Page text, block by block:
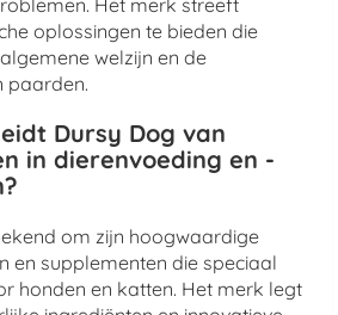
Het merk streeft
oplossingen te bieden die
welzijn en de
paarden.
Dursy Dog van
in dierenvoeding en -
om zijn hoogwaardige
en supplementen die speciaal
honden en katten. Het merk legt